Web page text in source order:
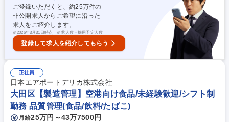
に付けることができます。 募集職種 コーポレートガバナンス担当◆業務
未経験OK/在宅勤務可/フレックス
ご登録いただくと、約25万件の
非公開求人からご希望に沿った
求人をご紹介します。
※2026年3月31日時点 ※求人数＝採用予定人数
登録して求人を紹介してもらう
正社員
日本エアポートデリカ株式会社
大田区【製造管理】空港向け食品/未経験歓迎/シフト制
勤務 品質管理(食品/飲料/たばこ)
月給25万円～43万7500円